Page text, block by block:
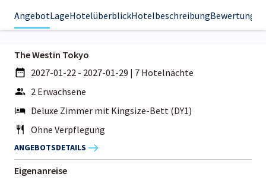
AngebotLageHotelüberblickHotelbeschreibungBewertungen
The Westin Tokyo
2027-01-22 - 2027-01-29 | 7 Hotelnächte
2 Erwachsene
Deluxe Zimmer mit Kingsize-Bett (DY1)
Ohne Verpflegung
ANGEBOTSDETAILS
Eigenanreise